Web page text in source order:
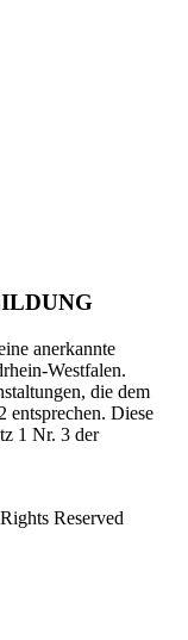
anerkannte
Westfalen.
die dem
entsprechen. Diese
1 Nr. 3 der
Reserved